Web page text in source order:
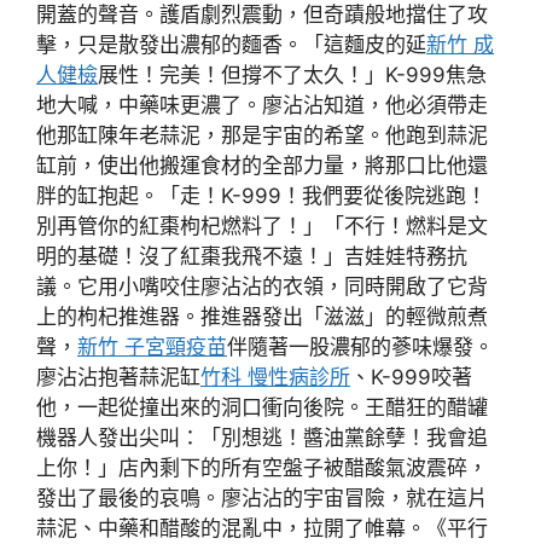
開蓋的聲音。護盾劇烈震動，但奇蹟般地擋住了攻
擊，只是散發出濃郁的麵香。「這麵皮的延新竹 成
人健檢展性！完美！但撐不了太久！」K-999焦急
地大喊，中藥味更濃了。廖沾沾知道，他必須帶走
他那缸陳年老蒜泥，那是宇宙的希望。他跑到蒜泥
缸前，使出他搬運食材的全部力量，將那口比他還
胖的缸抱起。「走！K-999！我們要從後院逃跑！
別再管你的紅棗枸杞燃料了！」「不行！燃料是文
明的基礎！沒了紅棗我飛不遠！」吉娃娃特務抗
議。它用小嘴咬住廖沾沾的衣領，同時開啟了它背
上的枸杞推進器。推進器發出「滋滋」的輕微煎煮
聲， 新竹 子宮頸疫苗伴隨著一股濃郁的蔘味爆發。
廖沾沾抱著蒜泥缸竹科 慢性病診所 、K-999咬著
他，一起從撞出來的洞口衝向後院。王醋狂的醋罐
機器人發出尖叫：「別想逃！醬油黨餘孽！我會追
上你！」店內剩下的所有空盤子被醋酸氣波震碎，
發出了最後的哀鳴。廖沾沾的宇宙冒險，就在這片
蒜泥、中藥和醋酸的混亂中，拉開了帷幕。《平行